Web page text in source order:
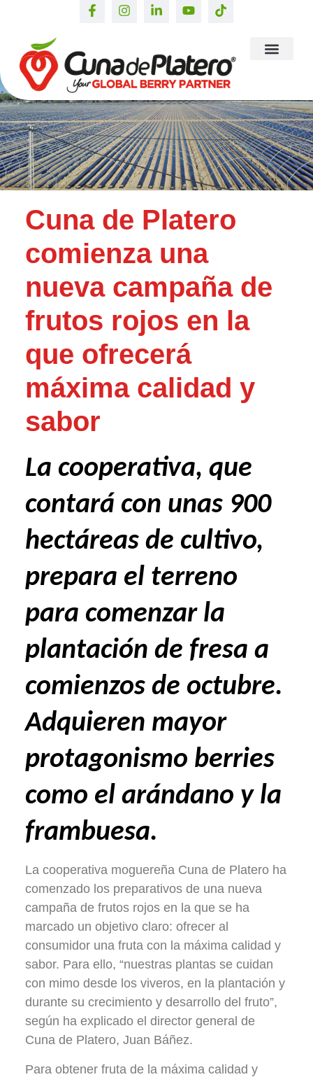
Cuna de Platero
comienza una
nueva campaña de
frutos rojos en la
que ofrecerá
máxima calidad y
sabor
La cooperativa, que
contará con unas 900
hectáreas de cultivo,
prepara el terreno
para comenzar la
plantación de fresa a
comienzos de octubre.
Adquieren mayor
protagonismo berries
como el arándano y la
frambuesa.
La cooperativa moguereña Cuna de Platero ha
comenzado los preparativos de una nueva
campaña de frutos rojos en la que se ha
marcado un objetivo claro: ofrecer al
consumidor una fruta con la máxima calidad y
sabor. Para ello, “nuestras plantas se cuidan
con mimo desde los viveros, en la plantación y
durante su crecimiento y desarrollo del fruto”,
según ha explicado el director general de
Cuna de Platero, Juan Báñez.
Para obtener fruta de la máxima calidad y